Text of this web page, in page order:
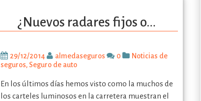
¿Nuevos radares fijos o…
29/12/2014 almedaseguros 0
Noticias de
seguros,Seguro de auto
En los últimos días hemos visto como la muchos de
los carteles luminosos en la carretera muestran el